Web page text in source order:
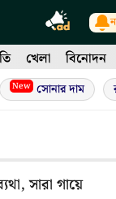
খেলা বিনোদন
New সোনার দাম
সারা গায়ে